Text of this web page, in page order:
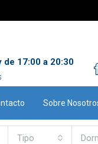
de 17:00 a 20:30
Sobre
Tipo